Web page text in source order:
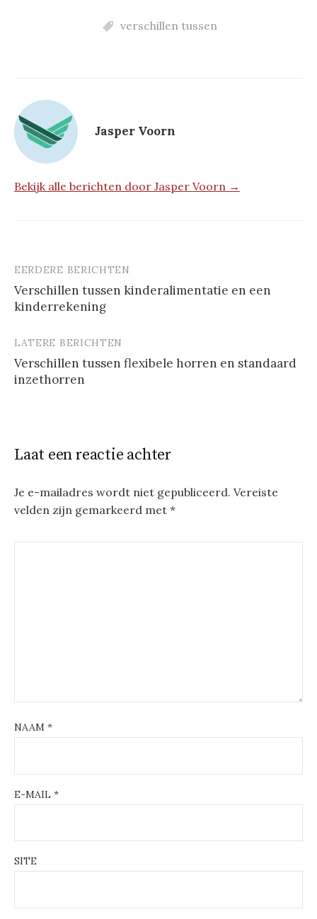
verschillen tussen
Jasper Voorn
Bekijk alle berichten door Jasper Voorn →
Berichtnavigatie
EERDERE BERICHTEN
Verschillen tussen kinderalimentatie en een
kinderrekening
LATERE BERICHTEN
Verschillen tussen flexibele horren en standaard
inzethorren
Laat een reactie achter
Je e-mailadres wordt niet gepubliceerd. Vereiste
velden zijn gemarkeerd met *
NAAM *
E-MAIL *
SITE